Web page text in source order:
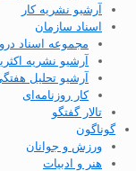
آرشیو نشریه کار
اسناد سازمان
مجموعه اسناد
آرشیو نشریه
آرشیو تحلیل
کار روزنامه‌ای
تالار گفتگو
گوناگون
ورزش و جوانان
هنر و ادبیات